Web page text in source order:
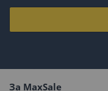
За MaxSale